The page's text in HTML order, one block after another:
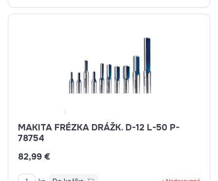
MAKITA FRÉZKA DRÁŽK. D-12 L-50 P-
78754
82,99 €